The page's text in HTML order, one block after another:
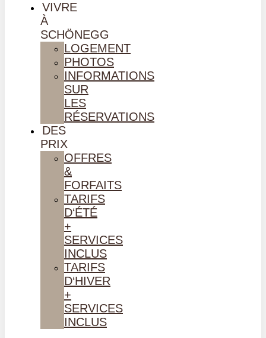
VIVRE
À
SCHÖNEGG
LOGEMENT
PHOTOS
INFORMATIONS
SUR
LES
RÉSERVATIONS
DES
PRIX
OFFRES
&
FORFAITS
TARIFS
D‘ÉTÉ
+
SERVICES
INCLUS
TARIFS
D‘HIVER
+
SERVICES
INCLUS